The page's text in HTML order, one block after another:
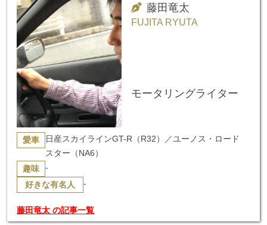
藤田竜太
FUJITA RYUTA
モータリングライター
愛車
日産スカイラインGT-R（R32）／ユーノス・ロード
スター（NA6）
趣味 -
好きな有名人 -
藤田竜太 の記事一覧